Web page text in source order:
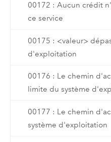
00172 : Aucun crédit
ce service
00175 : <valeur>
d'exploitation
00176 : Le chemin
limite du système
00177 : Le chemin
système d'exploitation